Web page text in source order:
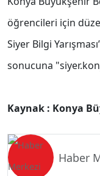
öğrencileri için
Siyer Bilgi
sonucuna
Kaynak : Konya
Haber